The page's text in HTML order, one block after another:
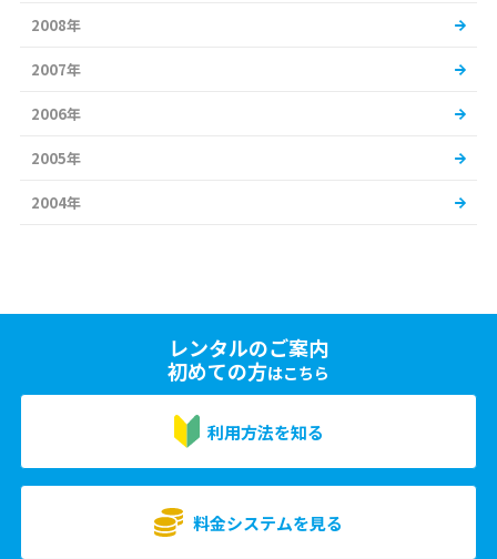
2008年
2007年
2006年
2005年
2004年
レンタルのご案内
初めての方はこちら
利用方法を知る
料金システムを見る